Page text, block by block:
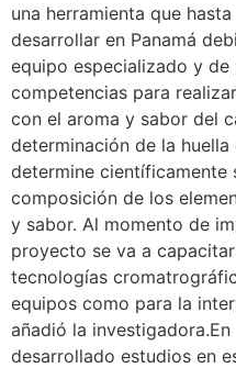
una herramienta que
desarrollar en Panamá
equipo especializado y de
competencias para
con el aroma y sabor del
determinación de la
determine científicamente
composición de los
y sabor. Al momento de
proyecto se va a
tecnologías
equipos como para la
añadió la
desarrollado estudios en